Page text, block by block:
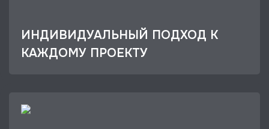
ИНДИВИДУАЛЬНЫЙ ПОДХОД К
КАЖДОМУ ПРОЕКТУ